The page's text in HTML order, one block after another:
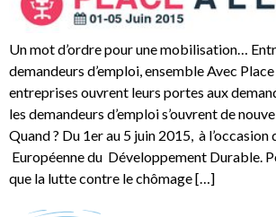
Un mot d’ordre pour une mobilisation…
demandeurs d’emploi, ensemble Avec Place
entreprises ouvrent leurs portes aux
les demandeurs d’emploi s’ouvrent de
Quand ? Du 1er au 5 juin 2015, à l’occasion
Européenne du Développement Durable.
que la lutte contre le chômage […]